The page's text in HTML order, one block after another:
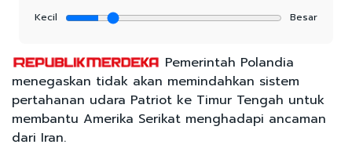
Kecil
Besar
Pemerintah Polandia
menegaskan tidak akan memindahkan sistem
pertahanan udara Patriot ke Timur Tengah untuk
membantu Amerika Serikat menghadapi ancaman
dari Iran.